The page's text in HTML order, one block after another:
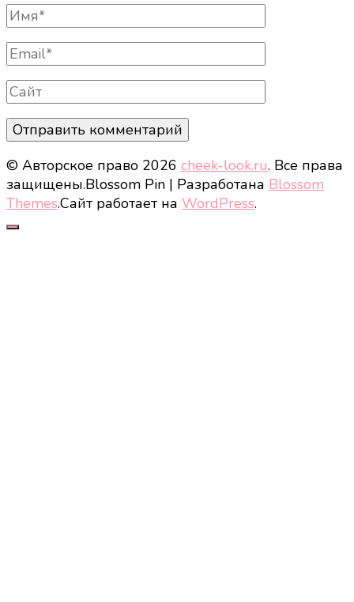
Полное
Имя
Email
Сайт
© Авторское право 2026 cheek-look.ru. Все права
защищены.Blossom Pin | Разработана Blossom
Themes.Сайт работает на WordPress.